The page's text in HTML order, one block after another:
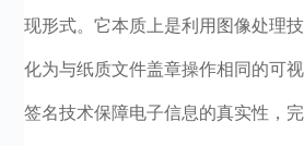
现形式。它本质上是利用图像处理
化为与纸质文件盖章操作相同的可
签名技术保障电子信息的真实性，